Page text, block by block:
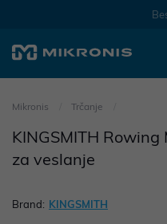
Mikronis Trčanje
KINGSMITH
za veslanje
Brand: KINGSMITH